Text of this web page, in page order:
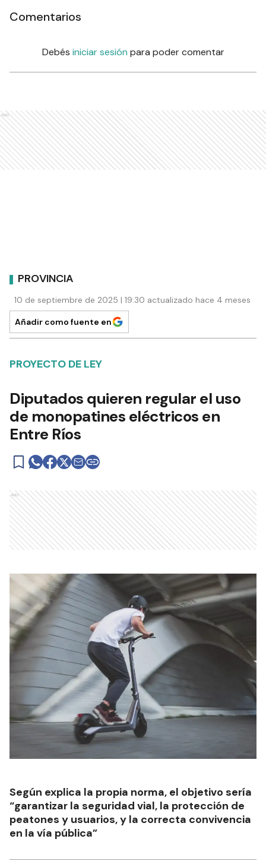
Comentarios
Debés iniciar sesión para poder comentar
Ads
PROVINCIA
10 de septiembre de 2025 | 19:30 actualizado hace 4 meses
Añadir como fuente en
PROYECTO DE LEY
Diputados quieren regular el uso
de monopatines eléctricos en
Entre Ríos
Ads
Según explica la propia norma, el objetivo sería
“garantizar la seguridad vial, la protección de
peatones y usuarios, y la correcta convivencia
en la vía pública”